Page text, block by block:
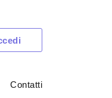
Contatti